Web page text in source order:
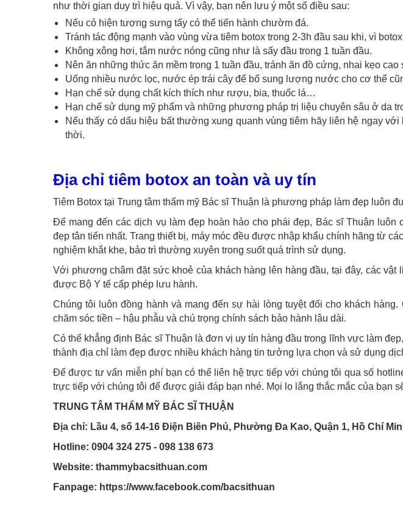
như thời gian duy trì hiệu quả. Vì vậy, bạn nên lưu ý một số điều sau:
Nếu có hiện tượng sưng tấy có thể tiến hành chườm đá.
Tránh tác động mạnh vào vùng vừa tiêm botox trong 2-3h đầu sau khi, vì
Không xông hơi, tắm nước nóng cũng như là sấy đầu trong 1 tuần đầu.
Nên ăn những thức ăn mềm trong 1 tuần đầu, tránh ăn đồ cứng, nhai kẹo
Uống nhiều nước lọc, nước ép trái cây để bổ sung lượng nước cho cơ thể
Hạn chế sử dụng chất kích thích như rượu, bia, thuốc lá…
Hạn chế sử dụng mỹ phẩm và những phương pháp trị liệu chuyên sâu ở da
Nếu thấy có dấu hiệu bất thường xung quanh vùng tiêm hãy liên hệ ngay
thời.
Địa chỉ tiêm botox an toàn và uy tín
Tiêm Botox tại Trung tâm thẩm mỹ Bác sĩ Thuận là phương pháp làm đẹp luôn
Để mang đến các dịch vụ làm đẹp hoàn hảo cho phái đẹp, Bác sĩ Thuận luôn
đẹp tân tiến nhất. Trang thiết bị, máy móc đều được nhập khẩu chính hãng từ
nghiệm khắt khe, bảo trì thường xuyên trong suốt quá trình sử dụng.
Với phương châm đặt sức khoẻ của khách hàng lên hàng đầu, tại đây, các vật
được Bộ Y tế cấp phép lưu hành.
Chúng tôi luôn đồng hành và mang đến sự hài lòng tuyệt đối cho khách
chăm sóc tiền – hậu phẫu và chú trọng chính sách bảo hành lâu dài.
Có thể khẳng định Bác sĩ Thuận là đơn vị uy tín hàng đầu trong lĩnh vực làm
thành địa chỉ làm đẹp được nhiều khách hàng tin tưởng lựa chọn và sử dụng
Để được tư vấn miễn phí bạn có thể liên hệ trực tiếp với chúng tôi qua số
trực tiếp với chúng tôi để được giải đáp bạn nhé. Mọi lo lắng thắc mắc của bạn
TRUNG TÂM THẨM MỸ BÁC SĨ THUẬN
Địa chỉ: Lầu 4, số 14-16 Điện Biên Phủ, Phường Đa Kao, Quận 1, Hồ Chí
Hotline: 0904 324 275 - 098 138 673
Website: thammybacsithuan.com
Fanpage: https://www.facebook.com/bacsithuan